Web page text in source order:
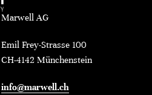
Marwell AG
Emil Frey-Strasse 100
CH-4142 Münchenstein
info@marwell.ch